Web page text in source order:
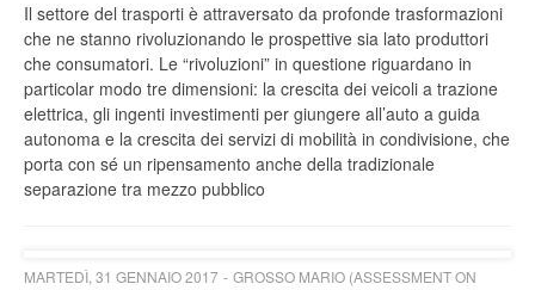
Il settore del trasporti è attraversato da profonde trasformazioni
che ne stanno rivoluzionando le prospettive sia lato produttori
che consumatori. Le “rivoluzioni” in questione riguardano in
particolar modo tre dimensioni: la crescita dei veicoli a trazione
elettrica, gli ingenti investimenti per giungere all’auto a guida
autonoma e la crescita dei servizi di mobilità in condivisione, che
porta con sé un ripensamento anche della tradizionale
separazione tra mezzo pubblico
MARTEDÌ, 31 GENNAIO 2017
GROSSO MARIO (ASSESSMENT ON